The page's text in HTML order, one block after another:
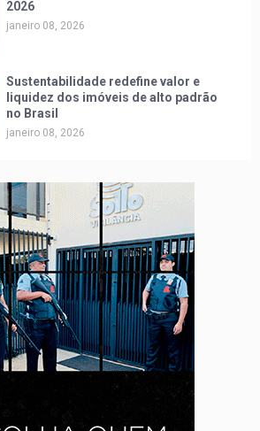
2026
janeiro 08, 2026
Sustentabilidade redefine valor e
liquidez dos imóveis de alto padrão
no Brasil
janeiro 08, 2026